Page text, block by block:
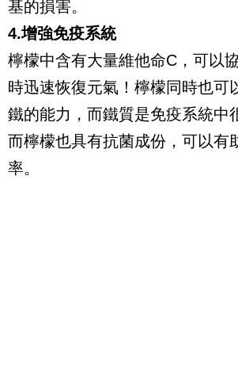
基的損害。
4.增強免疫系統
檸檬中含有大量維他命C，可以
時迅速恢復元氣！檸檬同時也可
鐵的能力，而鐵質是免疫系統中
而檸檬也具有抗菌成份，可以有
率。